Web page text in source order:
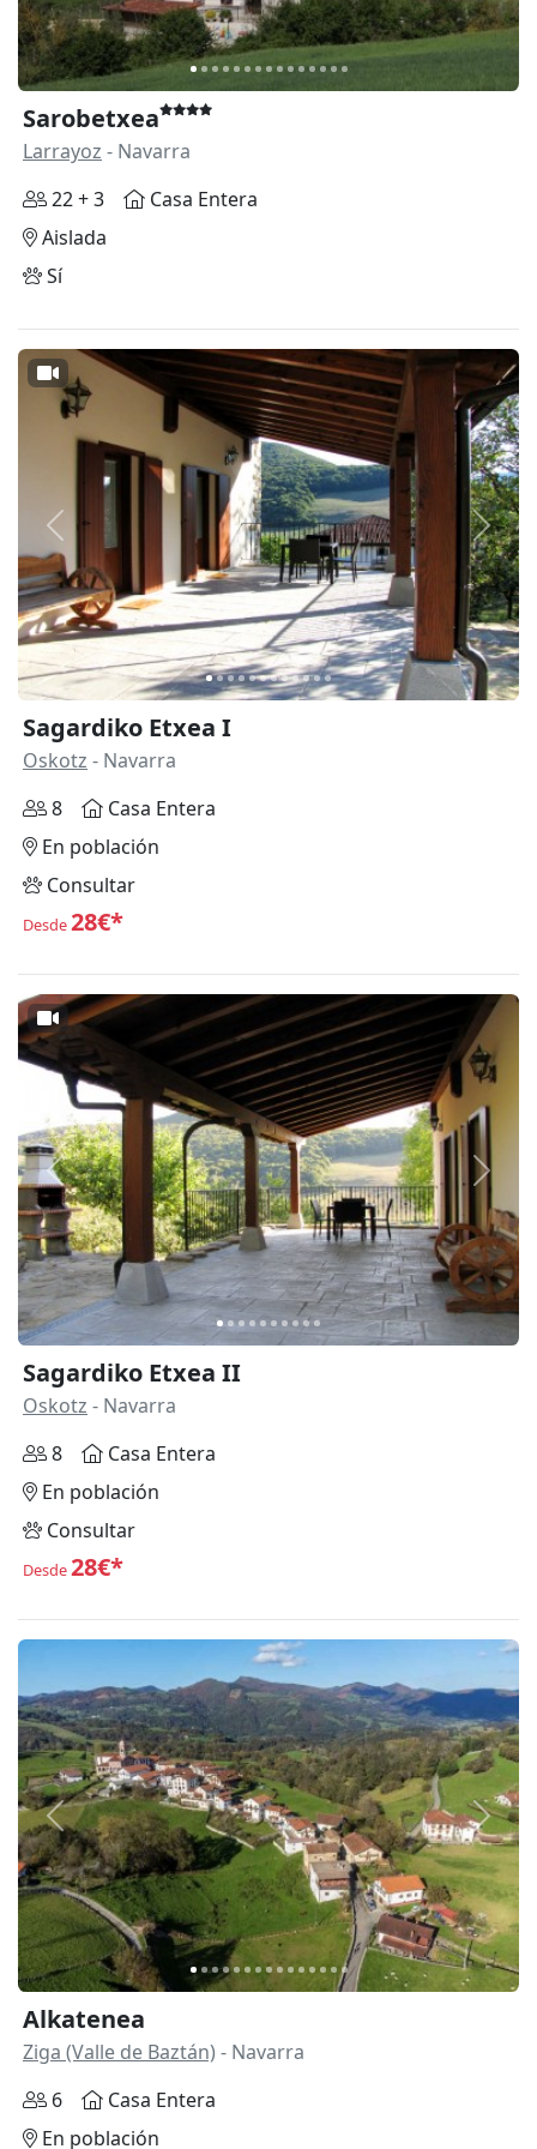
Sarobetxea
Larrayoz - Navarra
22 + 3
Casa Entera
Aislada
Sí
Anterior
Sagardiko Etxea I
Oskotz - Navarra
8
Casa Entera
En población
Consultar
Desde28€*
Anterior
Sagardiko Etxea II
Oskotz - Navarra
8
Casa Entera
En población
Consultar
Desde28€*
Anterior
Alkatenea
Ziga (Valle de Baztán) - Navarra
6
Casa Entera
En población